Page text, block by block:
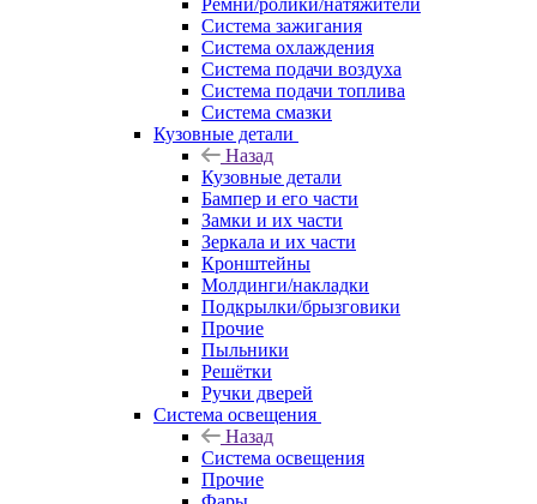
Ремни/ролики/натяжители
Система зажигания
Система охлаждения
Система подачи воздуха
Система подачи топлива
Система смазки
Кузовные детали
Назад
Кузовные детали
Бампер и его части
Замки и их части
Зеркала и их части
Кронштейны
Молдинги/накладки
Подкрылки/брызговики
Прочие
Пыльники
Решётки
Ручки дверей
Система освещения
Назад
Система освещения
Прочие